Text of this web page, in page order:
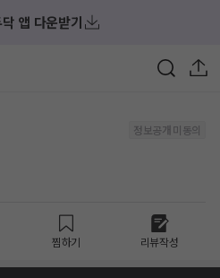
앱 다운받기
정보공개 미동의
찜하기 리뷰작성